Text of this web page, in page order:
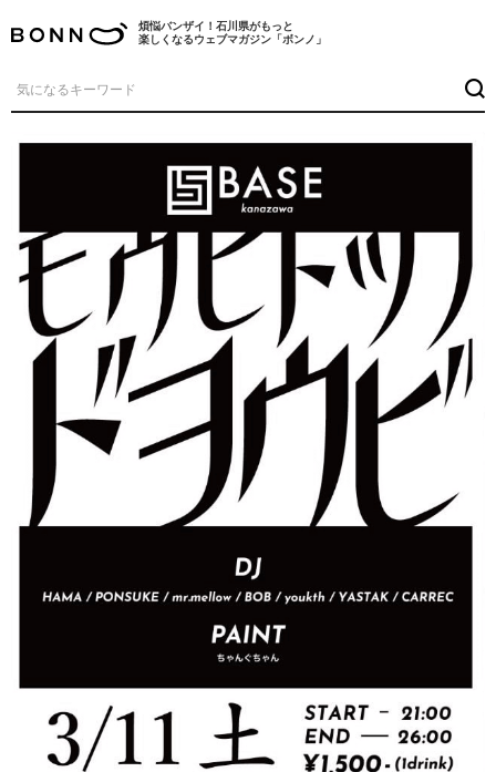
煩悩バンザイ！石川県がもっと
楽しくなるウェブマガジン「ボンノ」